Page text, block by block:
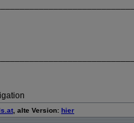
, alte Version: hier